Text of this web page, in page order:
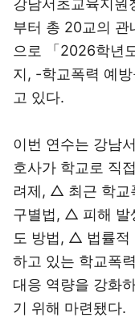
강남서초교육지원
부터 총 20교의 관
으로 「2026학년
지, -학교폭력 예
고 있다.
이번 연수는 강남
호사가 학교로 직
려제, △ 최근 학교
구별법, △ 피해 발
도 방법, △ 법률적
하고 있는 학교폭
대응 역량을 강화
기 위해 마련됐다.